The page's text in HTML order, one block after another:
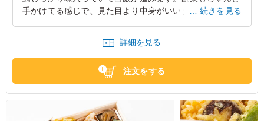
手かけてる感じで、見た目より中身がいいタイプ。正直め
東京都中央区日本橋茅場町2026/03/30
続きを見る
詳細を見る
注文をする